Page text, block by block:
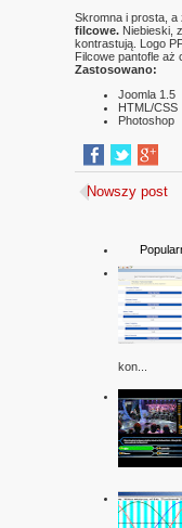
Skromna i prosta, a
filcowe. Niebieski,
kontrastują. Logo
Filcowe pantofle aż
Zastosowano:
Joomla 1.5
HTML/CSS
Photoshop
Nowszy post
kon...